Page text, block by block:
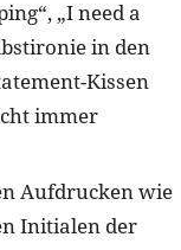
„I need a
in den
Kissen
immer
Aufdrucken wie
Initialen der